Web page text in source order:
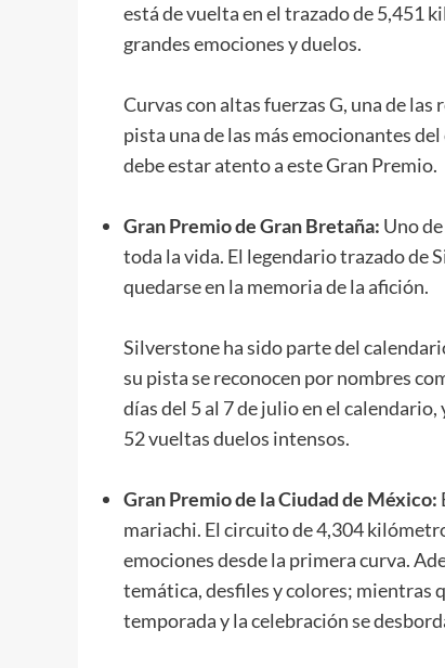
está de vuelta en el trazado de 5,451
grandes emociones y duelos.
Curvas con altas fuerzas G, una de las
pista una de las más emocionantes
debe estar atento a este Gran Premio.
Gran Premio de Gran Bretaña: Uno
toda la vida. El legendario trazado de
quedarse en la memoria de la afición.
Silverstone ha sido parte del
su pista se reconocen por nombres
días del 5 al 7 de julio en el
52 vueltas duelos intensos.
Gran Premio de la Ciudad de México:
mariachi. El circuito de 4,304
emociones desde la primera curva.
temática, desfiles y colores; mientras
temporada y la celebración se